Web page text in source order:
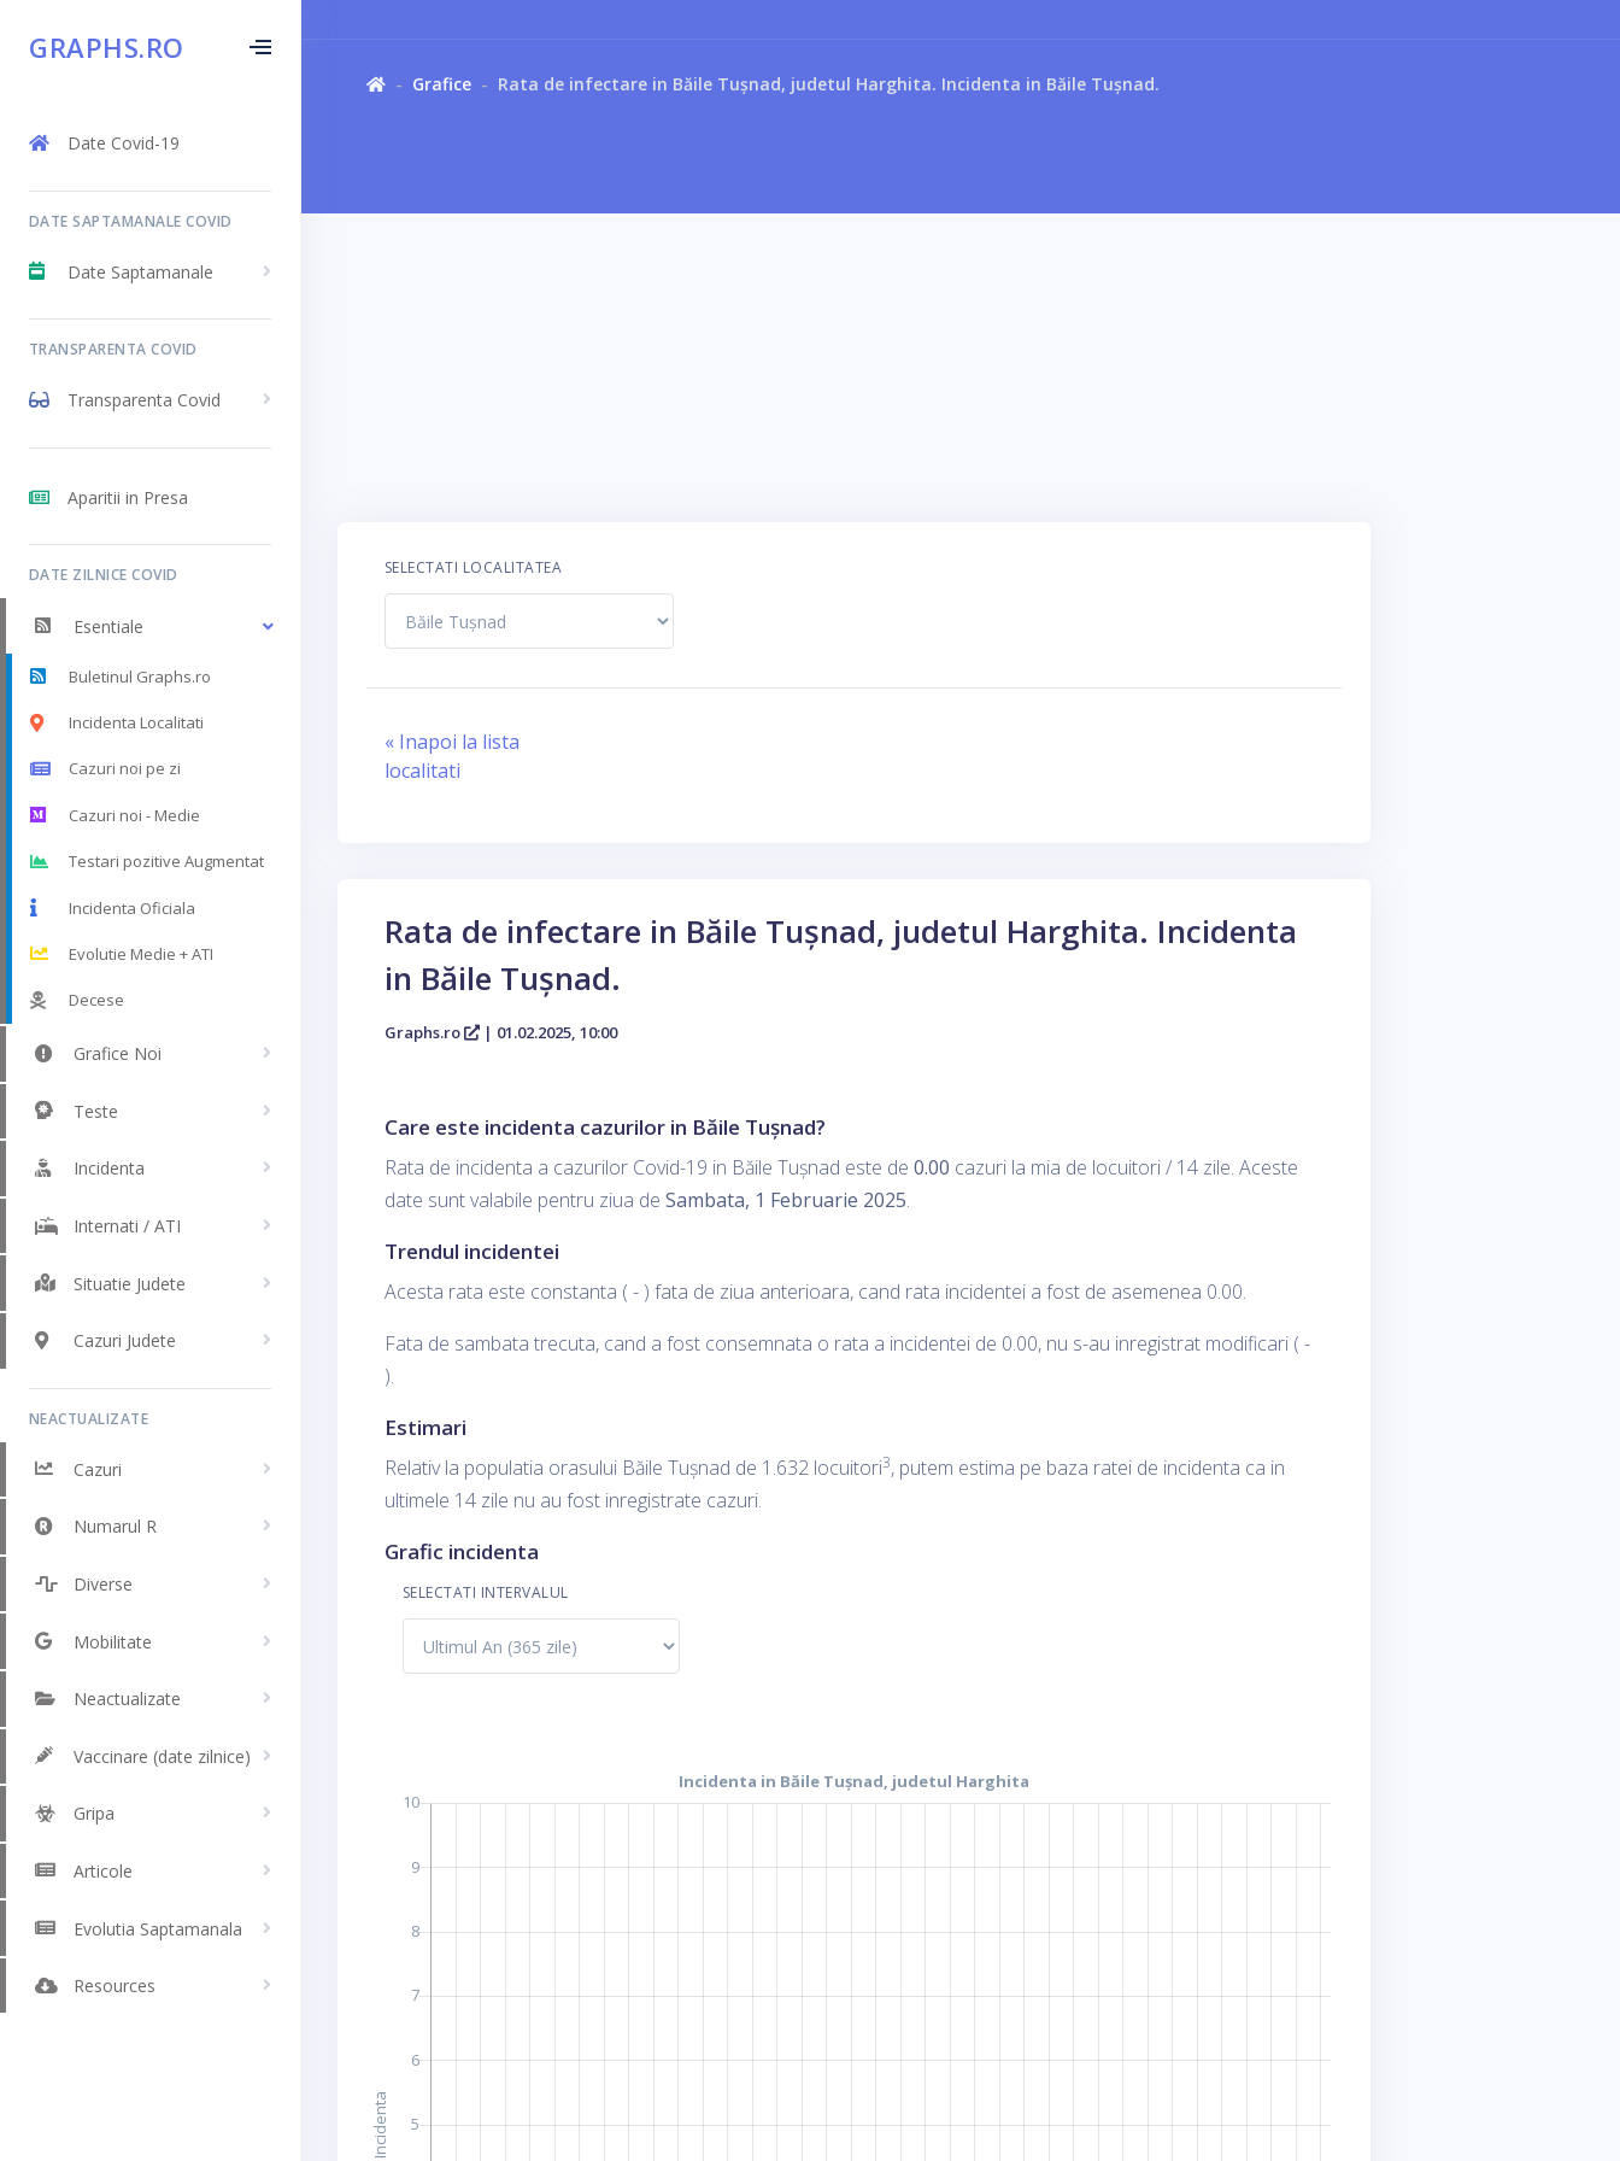
GRAPHS.RO
Date Covid-19
DATE SAPTAMANALE COVID
Date Saptamanale
TRANSPARENTA COVID
Transparenta Covid
Aparitii in Presa
DATE ZILNICE COVID
Esentiale
Buletinul Graphs.ro
Incidenta Localitati
Cazuri noi pe zi
Cazuri noi - Medie
Testari pozitive Augmentat
Incidenta Oficiala
Evolutie Medie + ATI
Decese
Grafice Noi
Teste
Incidenta
Internati / ATI
Situatie Judete
Cazuri Judete
NEACTUALIZATE
Cazuri
Numarul R
Diverse
Mobilitate
Neactualizate
Vaccinare (date zilnice)
Gripa
Articole
Evolutia Saptamanala
Resources
Grafice Rata de infectare in Băile Tușnad, judetul Harghita. Incidenta in Băile Tușnad.
SELECTATI LOCALITATEA
« Inapoi la lista
localitati
Rata de infectare in Băile Tușnad, judetul Harghita. Incidenta
in Băile Tușnad.
Graphs.ro | 01.02.2025, 10:00
Care este incidenta cazurilor in Băile Tușnad?
Rata de incidenta a cazurilor Covid-19 in Băile Tușnad este de 0.00 cazuri la mia de locuitori / 14 zile. Aceste
date sunt valabile pentru ziua de Sambata, 1 Februarie 2025.
Trendul incidentei
Acesta rata este constanta ( - ) fata de ziua anterioara, cand rata incidentei a fost de asemenea 0.00.
Fata de sambata trecuta, cand a fost consemnata o rata a incidentei de 0.00, nu s-au inregistrat modificari ( -
).
Estimari
Relativ la populatia orasului Băile Tușnad de 1.632 locuitori3, putem estima pe baza ratei de incidenta ca in
ultimele 14 zile nu au fost inregistrate cazuri.
Grafic incidenta
SELECTATI INTERVALUL